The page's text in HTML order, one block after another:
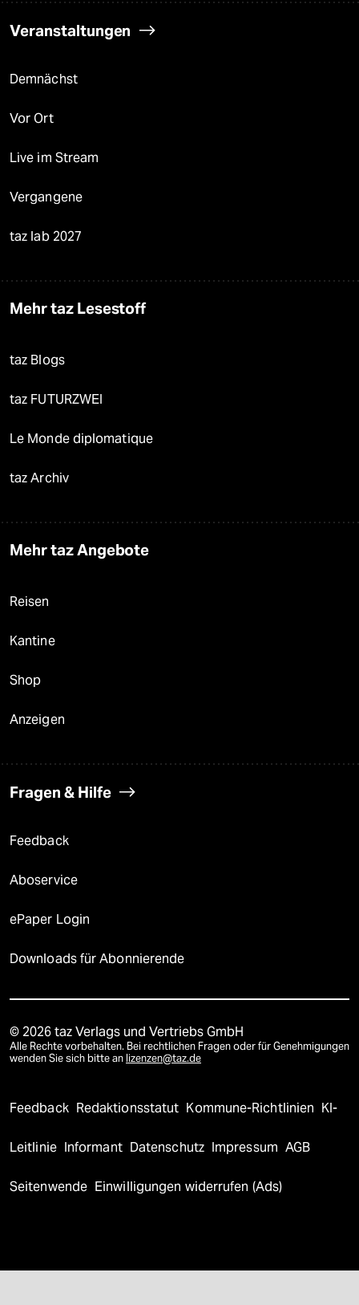
Veranstaltungen
Demnächst
Vor Ort
Live im Stream
Vergangene
taz lab 2027
Mehr taz Lesestoff
taz Blogs
taz FUTURZWEI
Le Monde diplomatique
taz Archiv
Mehr taz Angebote
Reisen
Kantine
Shop
Anzeigen
Fragen & Hilfe
Feedback
Aboservice
ePaper Login
Downloads für Abonnierende
© 2026 taz Verlags und Vertriebs GmbH
Alle Rechte vorbehalten. Bei rechtlichen Fragen oder für Genehmigungen
wenden Sie sich bitte an lizenzen@taz.de
Feedback Redaktionsstatut Kommune-Richtlinien KI-
Leitlinie Informant Datenschutz Impressum AGB
Seitenwende Einwilligungen widerrufen (Ads)